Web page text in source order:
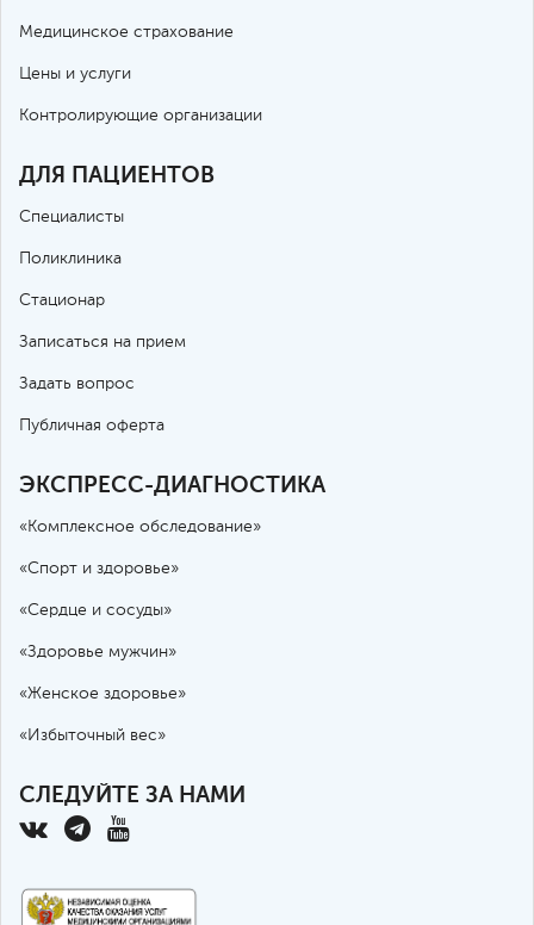
Медицинское страхование
Цены и услуги
Контролирующие организации
ДЛЯ ПАЦИЕНТОВ
Специалисты
Поликлиника
Стационар
Записаться на прием
Задать вопрос
Публичная оферта
ЭКСПРЕСС-ДИАГНОСТИКА
«Комплексное обследование»
«Спорт и здоровье»
«Сердце и сосуды»
«Здоровье мужчин»
«Женское здоровье»
«Избыточный вес»
СЛЕДУЙТЕ ЗА НАМИ